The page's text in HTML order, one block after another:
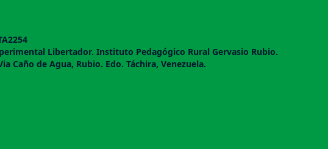
Libertador. Instituto Pedagógico Rural Gervasio Rubio.
Caño de Agua, Rubio. Edo. Táchira, Venezuela.